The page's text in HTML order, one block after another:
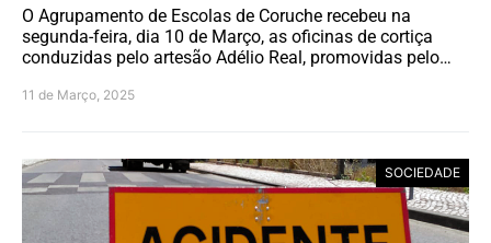
O Agrupamento de Escolas de Coruche recebeu na
segunda-feira, dia 10 de Março, as oficinas de cortiça
conduzidas pelo artesão Adélio Real, promovidas pelo…
11 de Março, 2025
SOCIEDADE